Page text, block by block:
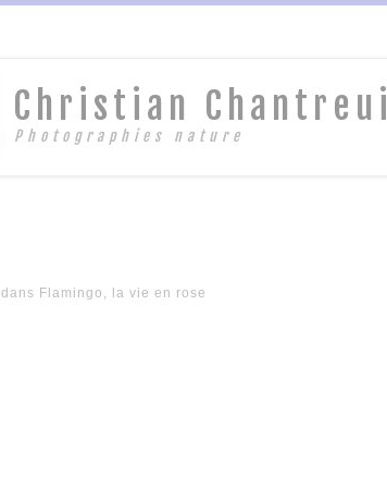
Christian Chantreuil
Photographies nature
dans Flamingo, la vie en rose